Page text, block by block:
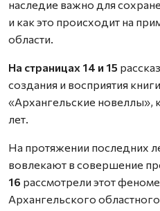
наследие важно для
и как это происходит на
области.
На страницах 14 и 15
создания и восприятия
«Архангельские новеллы»,
лет.
На протяжении последних
вовлекают в совершение
16 рассмотрели этот
Архангельского